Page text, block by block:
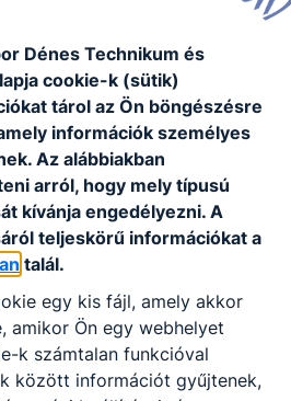
Dénes Technikum és
cookie-k (sütik)
tárol az Ön böngészésre
információk személyes
Az alábbiakban
arról, hogy mely típusú
kívánja engedélyezni. A
teljeskörű információkat a
talál.
egy kis fájl, amely akkor
amikor Ön egy webhelyet
k számtalan funkcióval
között információt gyűjtenek,